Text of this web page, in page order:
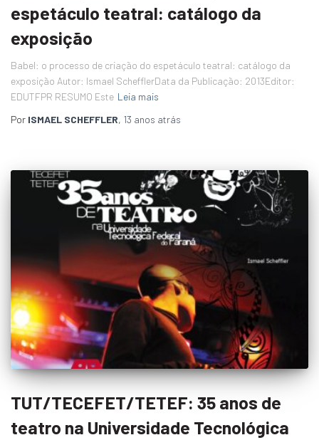
espetáculo teatral: catálogo da
exposição
Babel: o processo de criação do espetáculo teatral: catálogo da
exposição Autor: Ismael SchefflerData da Publicação: 2013Editor:
EDUTFPR RESUMO Este Leia mais
Por ISMAEL SCHEFFLER, 13 anos atrás
TUT/TECEFET/TETEF: 35 anos de
teatro na Universidade Tecnológica